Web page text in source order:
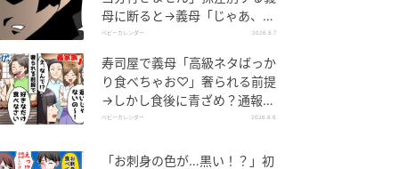
母に断ると→義母「じゃあ、私
は…」妻絶句＜こどおじ義兄＞
ベビーカレンダー 2026.8.7
寿司屋で義母「高級ネタばっか
り食べちゃお♡」奢られる前提
→しかし食後に青ざめ？通報さ
れ警察沙汰！
ベビーカレンダー 2026.8.6
「お刺身の色が…黒い！？」初